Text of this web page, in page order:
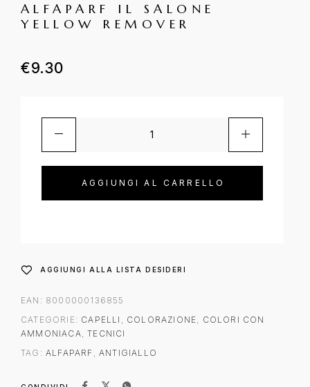
ALFAPARF IL SALONE
YELLOW REMOVER
€9.30
AGGIUNGI AL CARRELLO
AGGIUNGI ALLA LISTA DESIDERI
EAN: 8000000136855
CATEGORIE: CAPELLI , COLORAZIONE, COLORI CON
AMMONIACA,TECNICI
TAG: ALFAPARF ,ANTIGIALLO